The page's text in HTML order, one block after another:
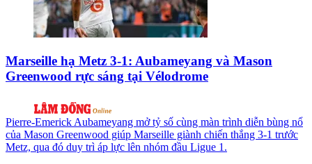
Marseille hạ Metz 3-1: Aubameyang và Mason
Greenwood rực sáng tại Vélodrome
Pierre-Emerick Aubameyang mở tỷ số cùng màn trình diễn bùng nổ
của Mason Greenwood giúp Marseille giành chiến thắng 3-1 trước
Metz, qua đó duy trì áp lực lên nhóm đầu Ligue 1.